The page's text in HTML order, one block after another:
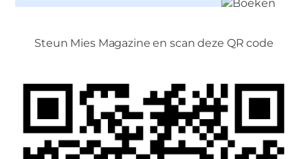
Steun Mies Magazine en scan deze QR code